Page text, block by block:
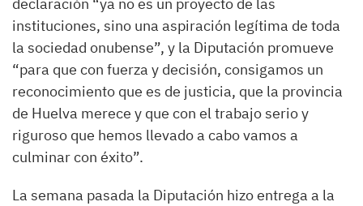
instituciones, sino una aspiración legítima de toda
la sociedad onubense”, y la Diputación promueve
“para que con fuerza y decisión, consigamos un
reconocimiento que es de justicia, que la provincia
de Huelva merece y que con el trabajo serio y
riguroso que hemos llevado a cabo vamos a
culminar con éxito”.
La semana pasada la Diputación hizo entrega a la